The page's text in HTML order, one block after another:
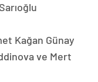
Kağan Günay
ve Mert